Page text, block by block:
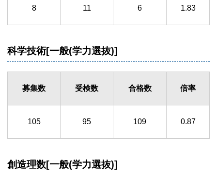
8 11 6 1.83
科学技術[一般(学力選抜)]
募集数 受検数 合格数 倍率
105 95 109 0.87
創造理数[一般(学力選抜)]